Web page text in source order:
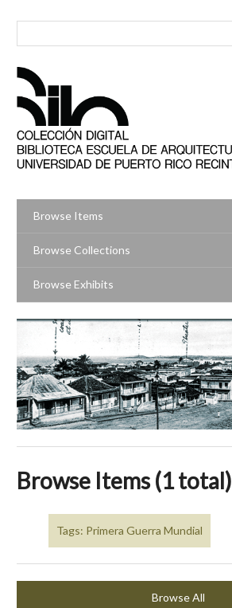
Browse Items
Browse Collections
Browse Exhibits
Browse Items (1 total)
Tags: Primera Guerra Mundial
Browse All